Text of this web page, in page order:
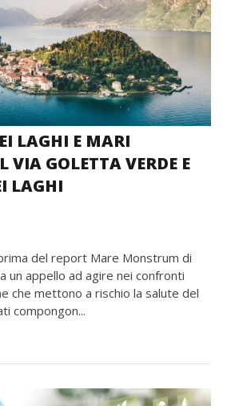
LAGHI E MARI
VIA GOLETTA VERDE E
LAGHI
del report Mare Monstrum di
un appello ad agire nei confronti
che mettono a rischio la salute del
compongon...